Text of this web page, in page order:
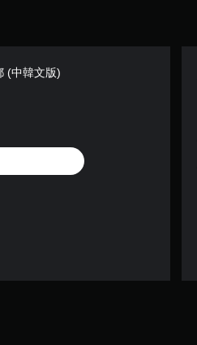
(中韓文版)